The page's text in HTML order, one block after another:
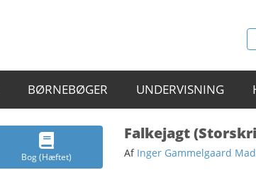
BØRNEBØGER UNDERVISNING
Bog (Hæftet)
Falkejagt
Af Inger Gammelgaard